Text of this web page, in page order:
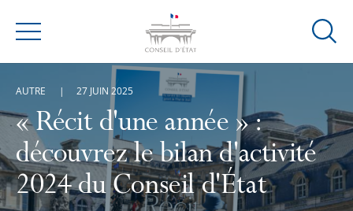
Menu
Ouvrir
« Récit d'une année » :
découvrez le bilan d'activité
2024 du Conseil d'État
AUTRE 27 JUIN 2025